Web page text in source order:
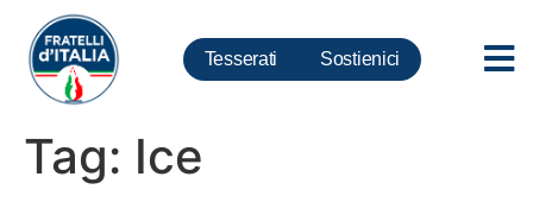
Tesserati Sostienici
Tag: Ice